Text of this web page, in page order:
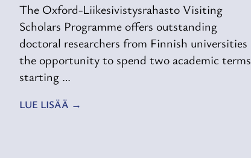
The Oxford-Liikesivistysrahasto Visiting
Scholars Programme offers outstanding
doctoral researchers from Finnish universities
the opportunity to spend two academic terms
starting …
LUE LISÄÄ